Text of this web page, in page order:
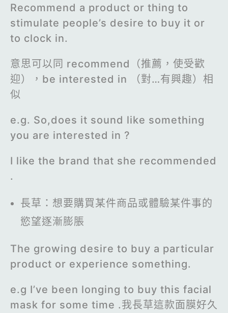
Recommend a product or thing to
stimulate people’s desire to buy it or
to clock in.
意思可以同 recommend（推薦，使受歡
迎），be interested in （對…有興趣）相
似
e.g. So,does it sound like something
you are interested in ?
I like the brand that she recommended
.
長草：想要購買某件商品或體驗某件事的
慾望逐漸膨脹
The growing desire to buy a particular
product or experience something.
e.g I’ve been longing to buy this facial
mask for some time .我長草這款面膜好久